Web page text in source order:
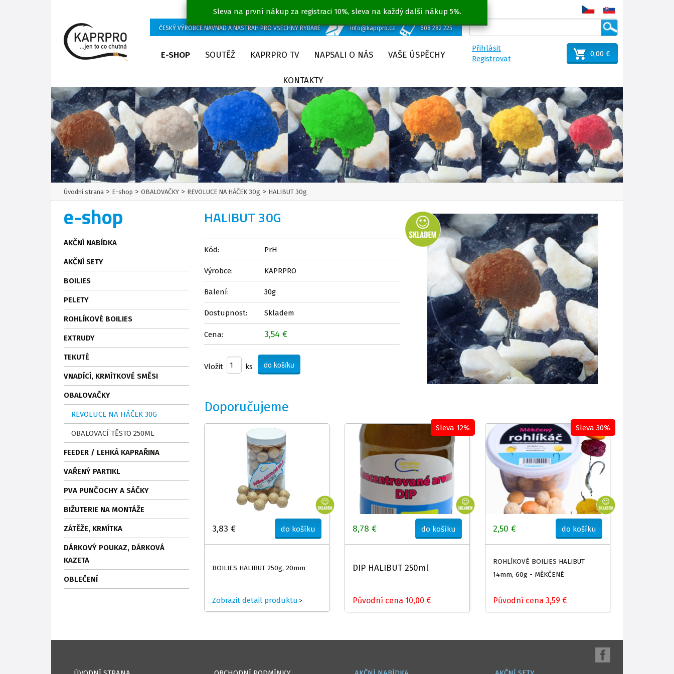
Sleva na první nákup za registraci 10%, sleva na každý další nákup 5%.
ČESKÝ VÝROBCE NÁVNAD A NÁSTRAH PRO VŠECHNY RYBÁŘE info@kaprpro.cz 608 282 225
E-SHOP SOUTĚŽ KAPRPRO TV NAPSALI O NÁS VAŠE ÚSPĚCHY
KONTAKTY
Přihlásit
Registrovat
0,00 €
Úvodní strana > E-shop > OBALOVAČKY > REVOLUCE NA HÁČEK 30g > HALIBUT 30g
e-shop
AKČNÍ NABÍDKA
AKČNÍ SETY
BOILIES
PELETY
ROHLÍKOVÉ BOILIES
EXTRUDY
TEKUTÉ
VNADÍCÍ, KRMÍTKOVÉ SMĚSI
OBALOVAČKY
REVOLUCE NA HÁČEK 30G
OBALOVACÍ TĚSTO 250ML
FEEDER / LEHKÁ KAPRAŘINA
VAŘENÝ PARTIKL
PVA PUNČOCHY A SÁČKY
BIŽUTERIE NA MONTÁŽE
ZÁTĚŽE, KRMÍTKA
DÁRKOVÝ POUKAZ, DÁRKOVÁ
KAZETA
OBLEČENÍ
HALIBUT 30G
Kód: PrH
Výrobce: KAPRPRO
Balení: 30g
Dostupnost: Skladem
Cena: 3,54 €
Vložit ks
Doporučujeme
3,83 € do košíku
BOILIES HALIBUT 250g, 20mm
Zobrazit detail produktu >
8,78 € do košíku
DIP HALIBUT 250ml
Původní cena 10,00 €
Sleva 12%
2,50 € do košíku
ROHLÍKOVÉ BOILIES HALIBUT
14mm, 60g - MĚKČENÉ
Původní cena 3,59 €
Sleva 30%